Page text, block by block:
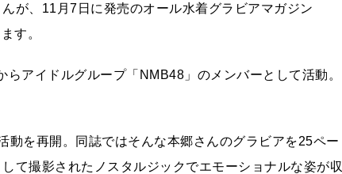
が、11月7日に発売のオール水着グラビアマガジン
す。
アイドルグループ「NMB48」のメンバーとして活動。
動を再開。同誌ではそんな本郷さんのグラビアを25ペー
て撮影されたノスタルジックでエモーショナルな姿が収